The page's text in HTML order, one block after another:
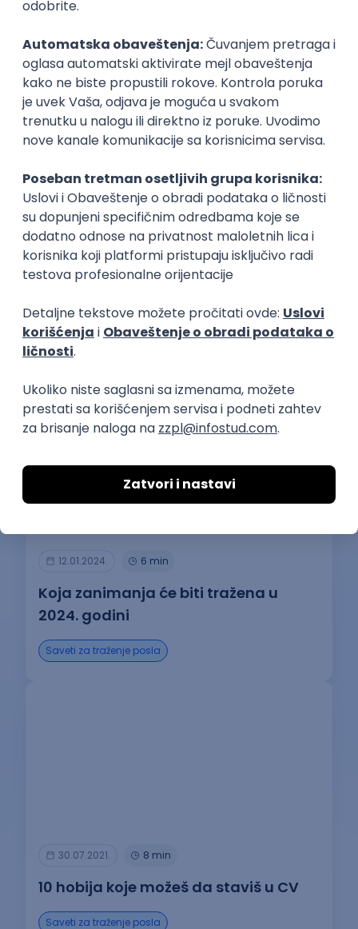
Hristina Pajić
organizacionih nauka. Radi kao freelance Wordpress
developer, a u slobodno vreme fotografiše i putuje.
Najčitaniji slični tekstovi
12.01.2024. 6 min
Koja zanimanja će biti tražena u
2024. godini
Saveti za traženje posla
30.07.2021. 8 min
10 hobija koje možeš da staviš u CV
Saveti za traženje posla